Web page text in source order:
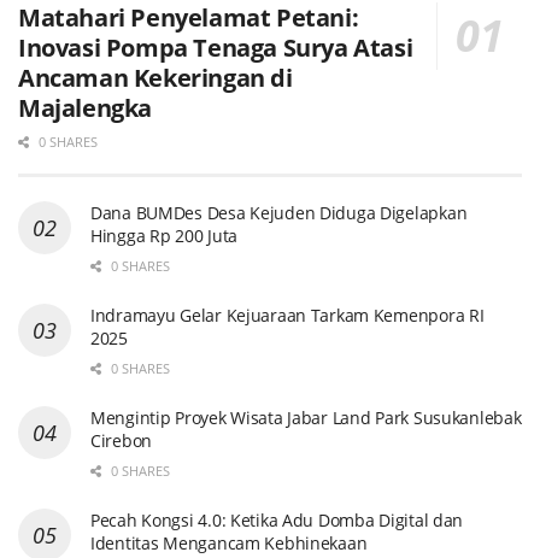
Matahari Penyelamat Petani:
Inovasi Pompa Tenaga Surya Atasi
Ancaman Kekeringan di
Majalengka
0 SHARES
Dana BUMDes Desa Kejuden Diduga Digelapkan
Hingga Rp 200 Juta
0 SHARES
Indramayu Gelar Kejuaraan Tarkam Kemenpora RI
2025
0 SHARES
Mengintip Proyek Wisata Jabar Land Park Susukanlebak
Cirebon
0 SHARES
Pecah Kongsi 4.0: Ketika Adu Domba Digital dan
Identitas Mengancam Kebhinekaan